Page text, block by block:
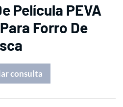
Película PEVA
Forro De
consulta